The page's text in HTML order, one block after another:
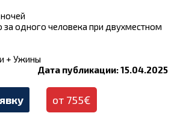
за одного человека при двухместном
+ Ужины
Дата публикации: 15.04.2025
от 755€